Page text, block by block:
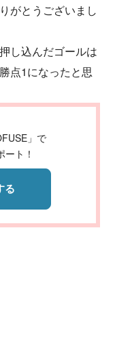
がとうございまし
し込んだゴールは
点1になったと思
」で
ト！